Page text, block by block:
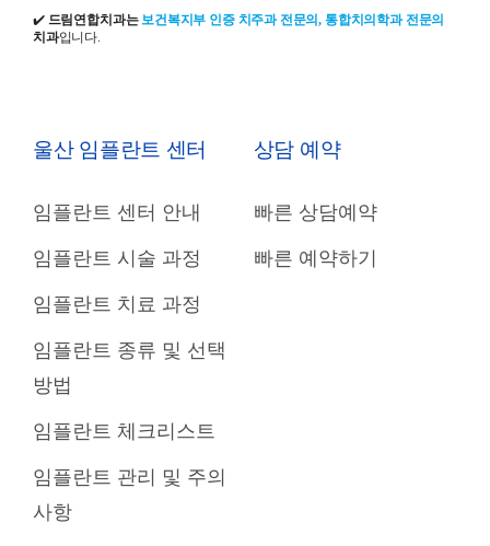
✔️ 드림연합치과는보건복지부 인증 치주과 전문의, 통합치의학과 전문의
치과입니다.
울산 임플란트 센터
임플란트 센터 안내
임플란트 시술 과정
임플란트 치료 과정
임플란트 종류 및 선택
방법
임플란트 체크리스트
임플란트 관리 및 주의
사항
상담 예약
빠른 상담예약
빠른 예약하기